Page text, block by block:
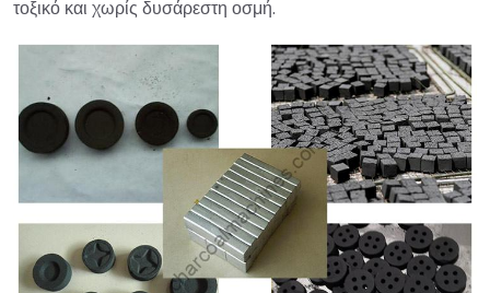
τοξικό και χωρίς δυσάρεστη οσμή.